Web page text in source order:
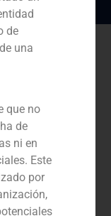
de
una
que no
de
ni en
Este
por